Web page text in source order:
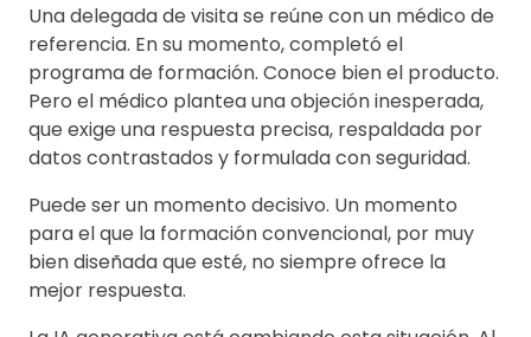
Una delegada de visita se reúne con un médico de
referencia. En su momento, completó el
programa de formación. Conoce bien el producto.
Pero el médico plantea una objeción inesperada,
que exige una respuesta precisa, respaldada por
datos contrastados y formulada con seguridad.
Puede ser un momento decisivo. Un momento
para el que la formación convencional, por muy
bien diseñada que esté, no siempre ofrece la
mejor respuesta.